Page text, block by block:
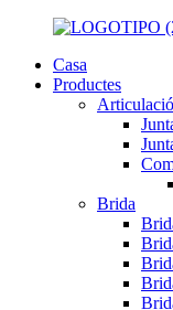
Casa
Productes
Brida